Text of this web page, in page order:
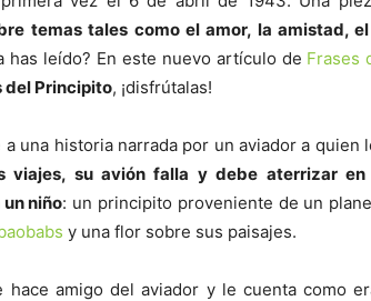
temas tales como el amor, la amistad,
has leído? En este nuevo artículo de Frases
del Principito, ¡disfrútalas!
a una historia narrada por un aviador a
viajes, su avión falla y debe aterrizar
niño: un principito proveniente de un
y una flor sobre sus paisajes.
hace amigo del aviador y le cuenta como